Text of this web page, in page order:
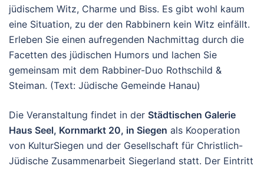
jüdischem Witz, Charme und Biss. Es gibt wohl kaum
eine Situation, zu der den Rabbinern kein Witz einfällt.
Erleben Sie einen aufregenden Nachmittag durch die
Facetten des jüdischen Humors und lachen Sie
gemeinsam mit dem Rabbiner-Duo Rothschild &
Steiman. (Text: Jüdische Gemeinde Hanau)
Die Veranstaltung findet in der Städtischen Galerie
Haus Seel, Kornmarkt 20, in Siegen als Kooperation
von KulturSiegen und der Gesellschaft für Christlich-
Jüdische Zusammenarbeit Siegerland statt. Der Eintritt